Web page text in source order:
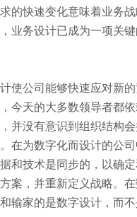
的快速变化意味着业务
业务设计已成为一项关
使公司能够快速应对新
今天的大多数领导者都
并没有意识到组织结构
在为数字化而设计的公司
和技术是同步的，以确
案，并重新定义战略。
输家的是数字设计，而不